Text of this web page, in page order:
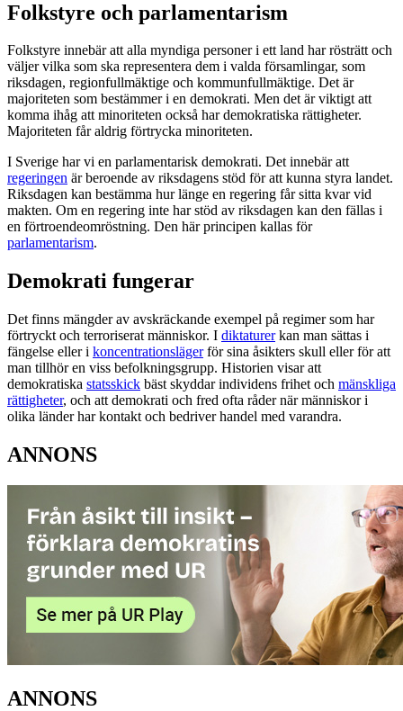
Folkstyre och parlamentarism
Folkstyre innebär att alla myndiga personer i ett land har rösträtt och
väljer vilka som ska representera dem i valda församlingar, som
riksdagen, regionfullmäktige och kommunfullmäktige. Det är
majoriteten som bestämmer i en demokrati. Men det är viktigt att
komma ihåg att minoriteten också har demokratiska rättigheter.
Majoriteten får aldrig förtrycka minoriteten.
I Sverige har vi en parlamentarisk demokrati. Det innebär att
regeringen är beroende av riksdagens stöd för att kunna styra landet.
Riksdagen kan bestämma hur länge en regering får sitta kvar vid
makten. Om en regering inte har stöd av riksdagen kan den fällas i
en förtroendeomröstning. Den här principen kallas för
parlamentarism.
Demokrati fungerar
Det finns mängder av avskräckande exempel på regimer som har
förtryckt och terroriserat människor. I diktaturerkan man sättas i
fängelse eller i koncentrationslägerför sina åsikters skull eller för att
man tillhör en viss befolkningsgrupp. Historien visar att
demokratiska statsskick bäst skyddar individens frihet och mänskliga
rättigheter, och att demokrati och fred ofta råder när människor i
olika länder har kontakt och bedriver handel med varandra.
ANNONS
ANNONS